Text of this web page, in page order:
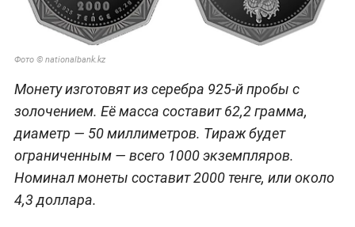
Фото © nationalbank.kz
Монету изготовят из серебра 925-й пробы с
золочением. Её масса составит 62,2 грамма,
диаметр — 50 миллиметров. Тираж будет
ограниченным — всего 1000 экземпляров.
Номинал монеты составит 2000 тенге, или около
4,3 доллара.